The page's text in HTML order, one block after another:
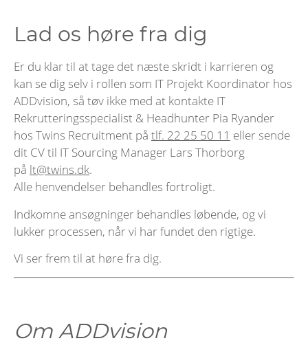
Lad os høre fra dig
Er du klar til at tage det næste skridt i karrieren og
kan se dig selv i rollen som IT Projekt Koordinator hos
ADDvision, så tøv ikke med at kontakte IT
Rekrutteringsspecialist & Headhunter Pia Ryander
hos Twins Recruitment på tlf. 22 25 50 11 eller sende
dit CV til IT Sourcing Manager Lars Thorborg
på lt@twins.dk.
Alle henvendelser behandles fortroligt.
Indkomne ansøgninger behandles løbende, og vi
lukker processen, når vi har fundet den rigtige.
Vi ser frem til at høre fra dig.
Om ADDvision